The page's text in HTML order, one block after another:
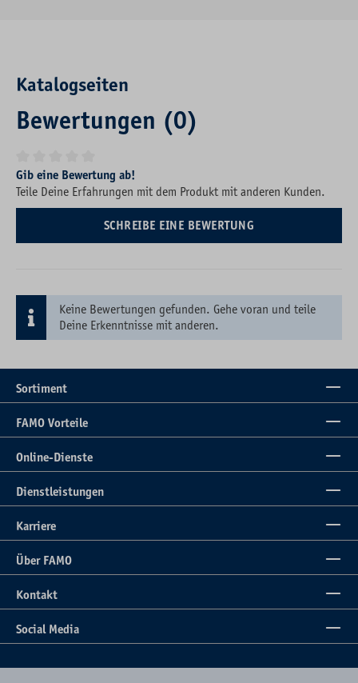
Katalogseiten
Bewertungen (0)
Durchschnittliche Bewertung von 0 von 5 Sternen
Gib eine Bewertung ab!
Teile Deine Erfahrungen mit dem Produkt mit anderen Kunden.
SCHREIBE EINE BEWERTUNG
Keine Bewertungen gefunden. Gehe voran und teile
Deine Erkenntnisse mit anderen.
Sortiment
FAMO Vorteile
Online-Dienste
Dienstleistungen
Karriere
Über FAMO
Kontakt
Social Media